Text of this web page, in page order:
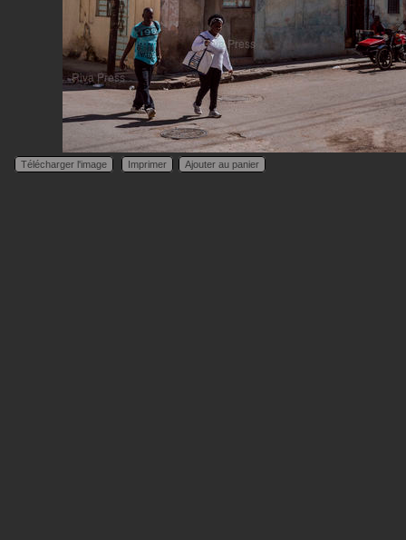
Télécharger l'image Imprimer Ajouter au panier